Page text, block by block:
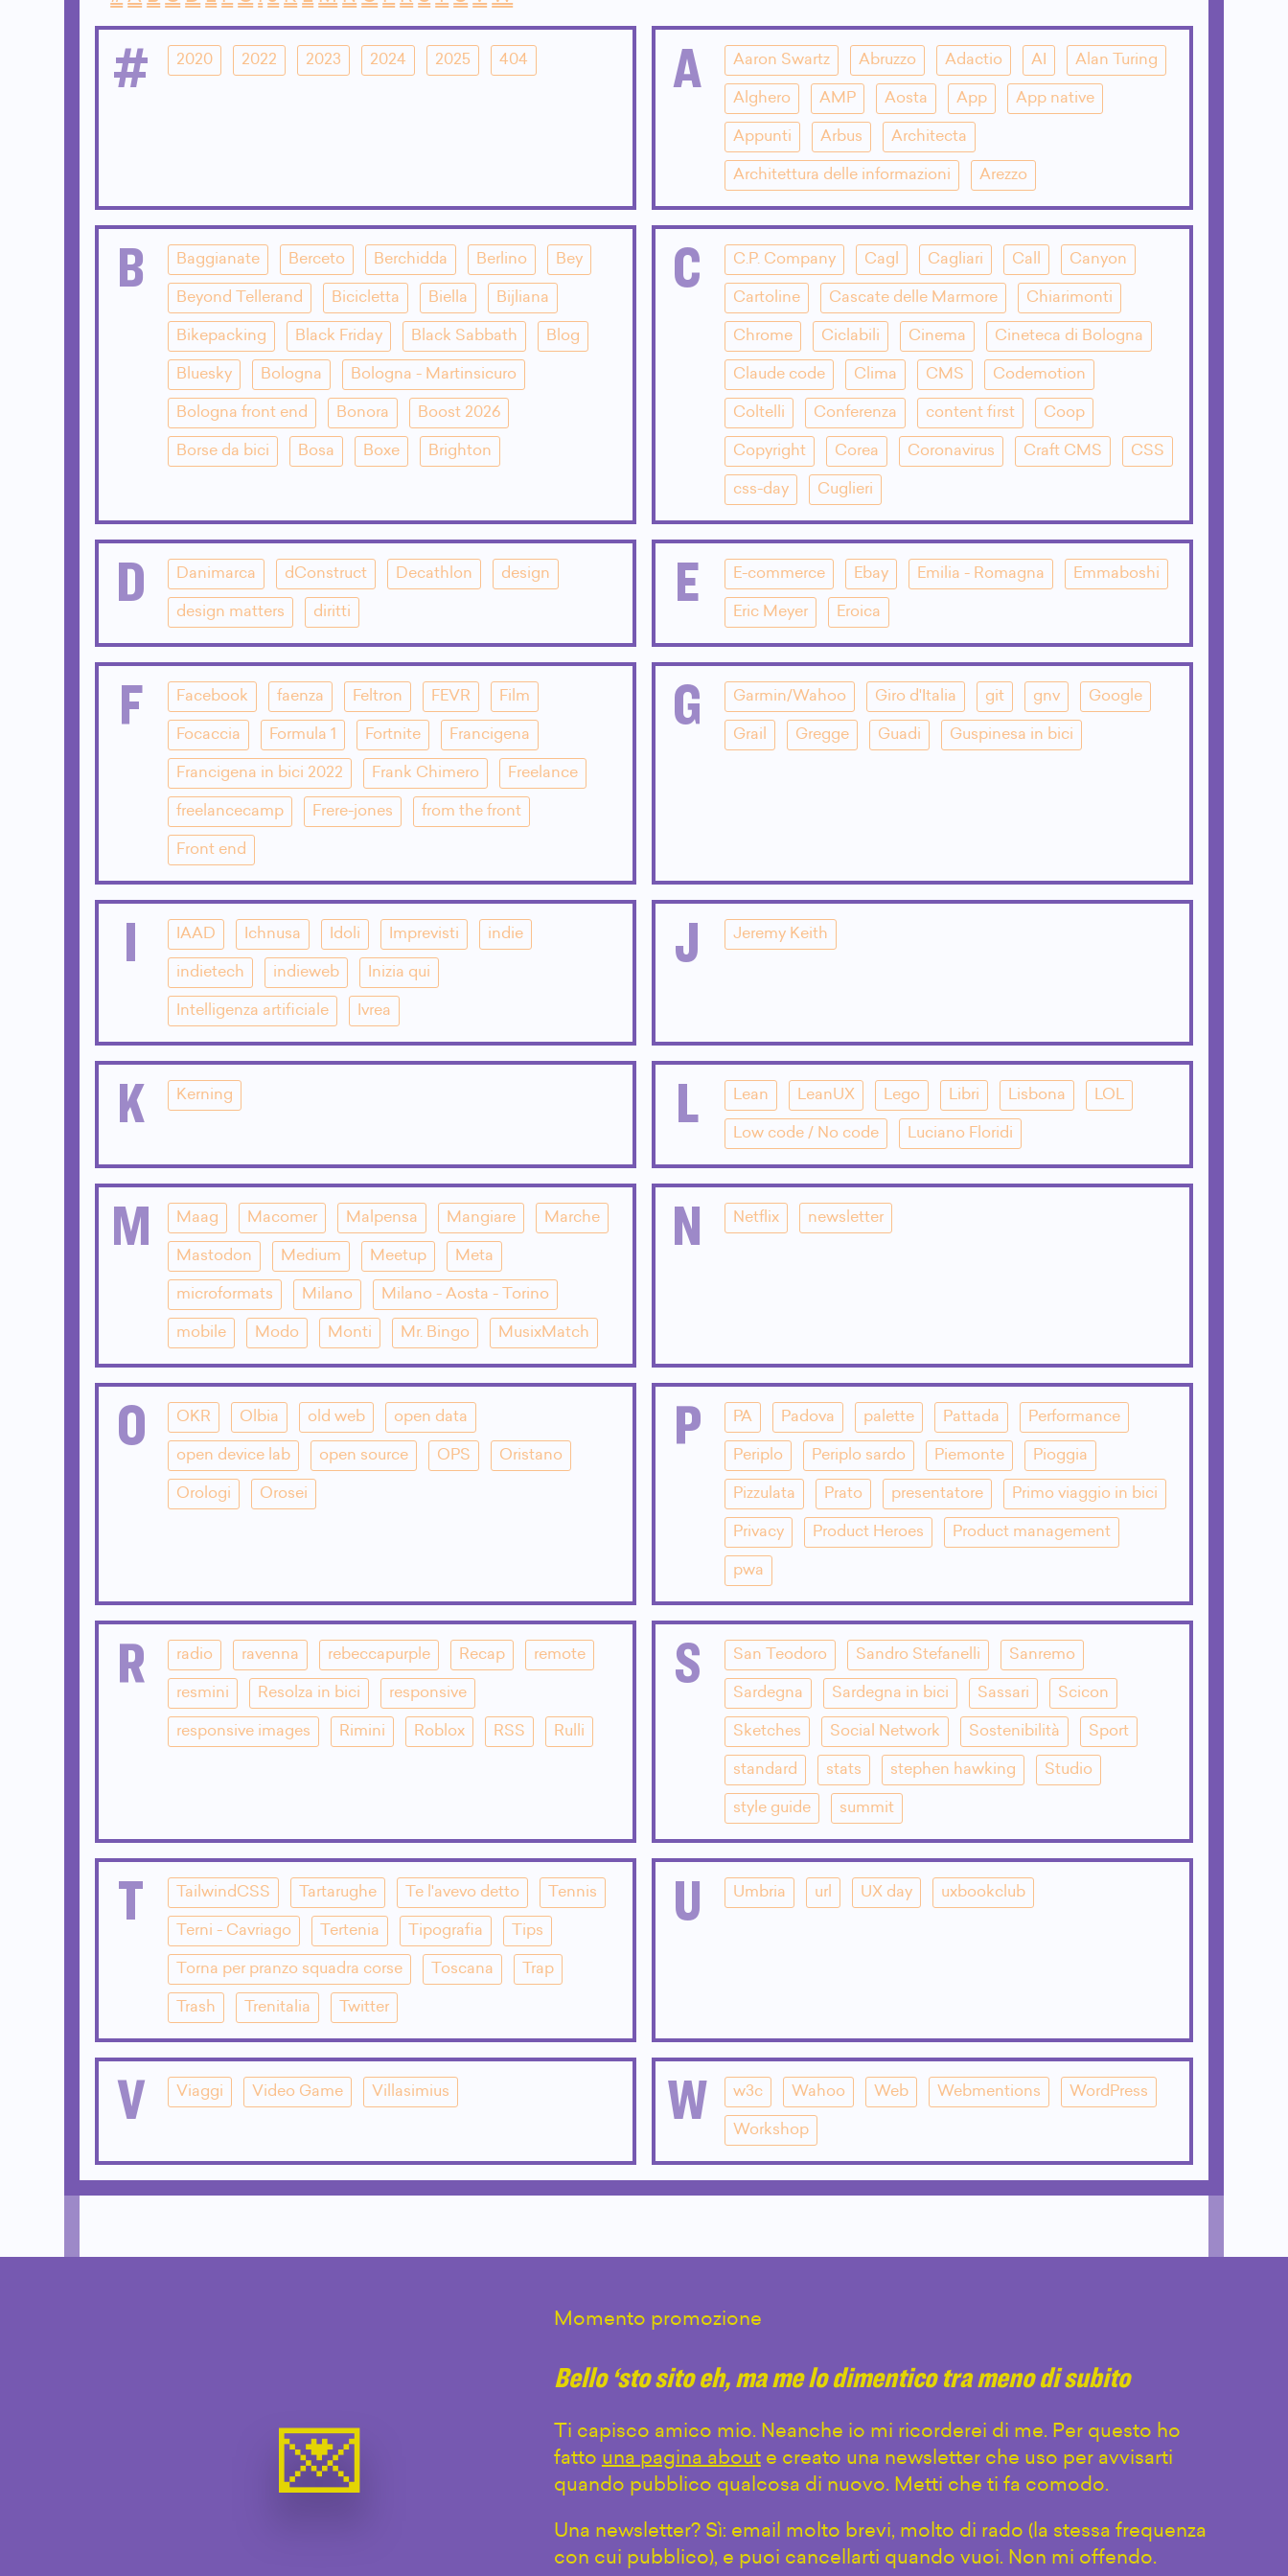
# 2020 2022 2023 2024 2025 404 A Aaron Swartz Abruzzo Adactio AI Alan Turing
Alghero AMP Aosta App App native
Appunti Arbus Architecta
Architettura delle informazioni Arezzo
B Baggianate Berceto Berchidda Berlino Bey
Beyond Tellerand Bicicletta Biella Bijliana
Bikepacking Black Friday Black Sabbath Blog
Bluesky Bologna Bologna - Martinsicuro
Bologna front end Bonora Boost 2026
Borse da bici Bosa Boxe Brighton
C C.P. Company Cagl Cagliari Call Canyon
Cartoline Cascate delle Marmore Chiarimonti
Chrome Ciclabili Cinema Cineteca di Bologna
Claude code Clima CMS Codemotion
Coltelli Conferenza content first Coop
Copyright Corea Coronavirus Craft CMS CSS
css-day Cuglieri
D Danimarca dConstruct Decathlon design
design matters diritti E E-commerce Ebay Emilia - Romagna Emmaboshi
Eric Meyer Eroica
F Facebook faenza Feltron FEVR Film
Focaccia Formula 1 Fortnite Francigena
Francigena in bici 2022 Frank Chimero Freelance
freelancecamp Frere-jones from the front
Front end
G Garmin/Wahoo Giro d'Italia git gnv Google
Grail Gregge Guadi Guspinesa in bici
I IAAD Ichnusa Idoli Imprevisti indie
indietech indieweb Inizia qui
Intelligenza artificiale Ivrea
J Jeremy Keith
K Kerning L Lean LeanUX Lego Libri Lisbona LOL
Low code / No code Luciano Floridi
M Maag Macomer Malpensa Mangiare Marche
Mastodon Medium Meetup Meta
microformats Milano Milano - Aosta - Torino
mobile Modo Monti Mr. Bingo MusixMatch
N Netflix newsletter
O OKR Olbia old web open data
open device lab open source OPS Oristano
Orologi Orosei
P PA Padova palette Pattada Performance
Periplo Periplo sardo Piemonte Pioggia
Pizzulata Prato presentatore Primo viaggio in bici
Privacy Product Heroes Product management
pwa
R radio ravenna rebeccapurple Recap remote
resmini Resolza in bici responsive
responsive images Rimini Roblox RSS Rulli
S San Teodoro Sandro Stefanelli Sanremo
Sardegna Sardegna in bici Sassari Scicon
Sketches Social Network Sostenibilità Sport
standard stats stephen hawking Studio
style guide summit
T TailwindCSS Tartarughe Te l'avevo detto Tennis
Terni - Cavriago Tertenia Tipografia Tips
Torna per pranzo squadra corse Toscana Trap
Trash Trenitalia Twitter
U Umbria url UX day uxbookclub
V Viaggi Video Game Villasimius W w3c Wahoo Web Webmentions WordPress
Workshop
Momento promozione
Bello ‘sto sito eh, ma me lo dimentico tra meno di subito
Ti capisco amico mio. Neanche io mi ricorderei di me. Per questo ho
fatto una pagina aboute creato una newsletter che uso per avvisarti
quando pubblico qualcosa di nuovo. Metti che ti fa comodo.
Una newsletter? Sì: email molto brevi, molto di rado (la stessa frequenza
con cui pubblico), e puoi cancellarti quando vuoi. Non mi offendo.